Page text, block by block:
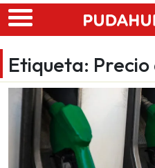
Skip to main content
Etiqueta: